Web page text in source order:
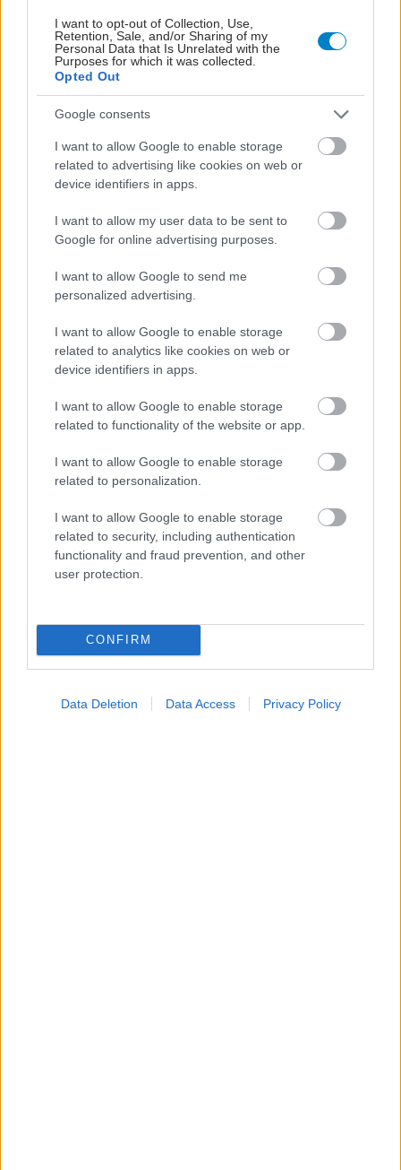
I want to opt-out of Collection, Use,
Retention, Sale, and/or Sharing of my
Personal Data that Is Unrelated with the
Purposes for which it was collected.
Opted Out
Google consents
I want to allow Google to enable storage
related to advertising like cookies on web or
device identifiers in apps.
I want to allow my user data to be sent to
Google for online advertising purposes.
I want to allow Google to send me
personalized advertising.
I want to allow Google to enable storage
related to analytics like cookies on web or
device identifiers in apps.
I want to allow Google to enable storage
related to functionality of the website or app.
I want to allow Google to enable storage
related to personalization.
I want to allow Google to enable storage
related to security, including authentication
functionality and fraud prevention, and other
user protection.
CONFIRM
Data Deletion Data Access Privacy Policy
ΜΠΕΙΤΕ ΣΤΗ ΣΥΖΗΤΗΣΗ
Loading...
Προσθήκη Σχολίου
ΣΗΜΕΡΑ ΣΤΟ IATRONET.GR